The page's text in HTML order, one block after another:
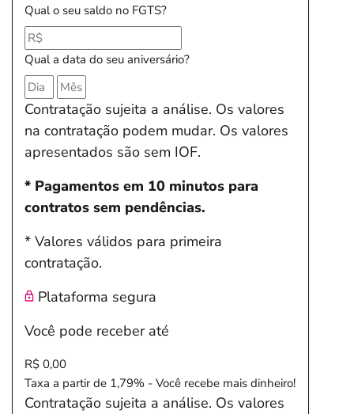
Qual o seu saldo no FGTS?
Qual a data do seu aniversário?
Contratação sujeita a análise. Os valores
na contratação podem mudar. Os valores
apresentados são sem IOF.
* Pagamentos em 10 minutos para
contratos sem pendências.
* Valores válidos para primeira
contratação.
Plataforma segura
Você pode receber até
R$ 0,00
Taxa a partir de 1,79% - Você recebe mais dinheiro!
Contratação sujeita a análise. Os valores